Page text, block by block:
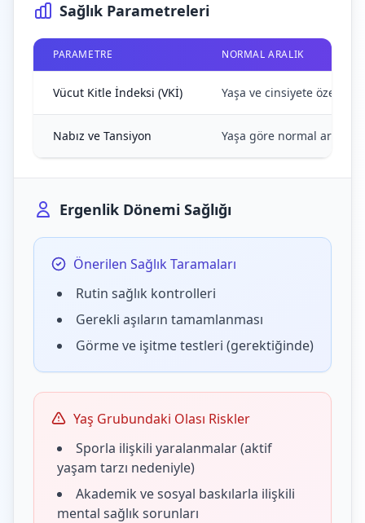
Sağlık Parametreleri
PARAMETRE NORMAL ARALIK
Vücut Kitle İndeksi (VKİ) Yaşa ve cinsiyete özel
Nabız ve Tansiyon Yaşa göre normal
Ergenlik Dönemi Sağlığı
Önerilen Sağlık Taramaları
Rutin sağlık kontrolleri
Gerekli aşıların tamamlanması
Görme ve işitme testleri (gerektiğinde)
Yaş Grubundaki Olası Riskler
Sporla ilişkili yaralanmalar (aktif
yaşam tarzı nedeniyle)
Akademik ve sosyal baskılarla ilişkili
mental sağlık sorunları